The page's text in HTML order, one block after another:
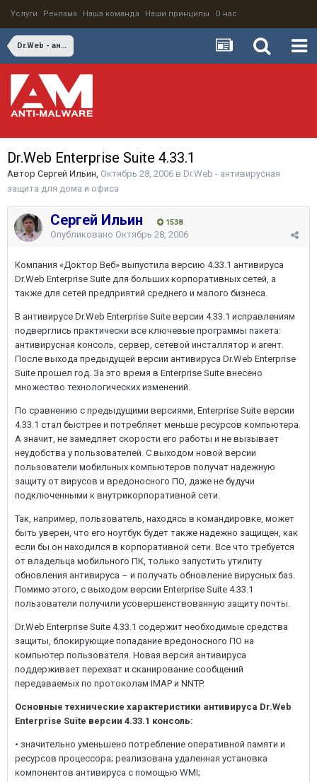
Услуги Реклама Наша команда Наши принципы О нас
Dr.Web - антивирусная защита для дома и офиса
Dr.Web Enterprise Suite 4.33.1
Автор Сергей Ильин, Октябрь 28, 2006 в Dr.Web - антивирусная
защита для дома и офиса
Сергей Ильин 1538
Опубликовано Октябрь 28, 2006
Компания «Доктор Веб» выпустила версию 4.33.1 антивируса
Dr.Web Enterprise Suite для больших корпоративных сетей, а
также для сетей предприятий среднего и малого бизнеса.
В антивирусе Dr.Web Enterprise Suite версии 4.33.1 исправлениям
подверглись практически все ключевые программы пакета:
антивирусная консоль, сервер, сетевой инсталлятор и агент.
После выхода предыдущей версии антивируса Dr.Web Enterprise
Suite прошел год. За это время в Enterprise Suite внесено
множество технологических изменений.
По сравнению с предыдущими версиями, Enterprise Suite версии
4.33.1 стал быстрее и потребляет меньше ресурсов компьютера.
А значит, не замедляет скорости его работы и не вызывает
неудобства у пользователей. С выходом новой версии
пользователи мобильных компьютеров получат надежную
защиту от вирусов и вредоносного ПО, даже не будучи
подключенными к внутрикорпоративной сети.
Так, например, пользователь, находясь в командировке, может
быть уверен, что его ноутбук будет также надежно защищен, как
если бы он находился в корпоративной сети. Все что требуется
от владельца мобильного ПК, только запустить утилиту
обновления антивируса – и получать обновление вирусных баз.
Помимо этого, с выходом версии Enterprise Suite 4.33.1
пользователи получили усовершенствованную защиту почты.
Dr.Web Enterprise Suite 4.33.1 содержит необходимые средства
защиты, блокирующие попадание вредоносного ПО на
компьютер пользователя. Новая версия антивируса
поддерживает перехват и сканирование сообщений
передаваемых по протоколам IMAP и NNTP.
Основные технические характеристики антивируса Dr.Web
Enterprise Suite версии 4.33.1 консоль:
• значительно уменьшено потребление оперативной памяти и
ресурсов процессора; реализована удаленная установка
компонентов антивируса с помощью WMI;